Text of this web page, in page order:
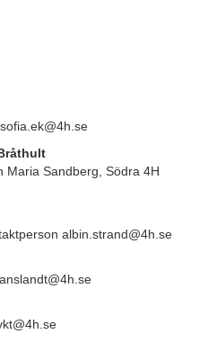
Maria Sandberg, Södra 4H
albin.strand@4h.se